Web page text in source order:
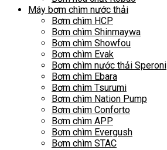
Máy bơm chìm nước thải
Bơm chìm HCP
Bơm chìm Shinmaywa
Bơm chìm Showfou
Bơm chìm Evak
Bơm chìm nước thải Speroni
Bơm chìm Ebara
Bơm chìm Tsurumi
Bơm chìm Nation Pump
Bơm chìm Conforto
Bơm chìm APP
Bơm chìm Evergush
Bơm chìm STAC